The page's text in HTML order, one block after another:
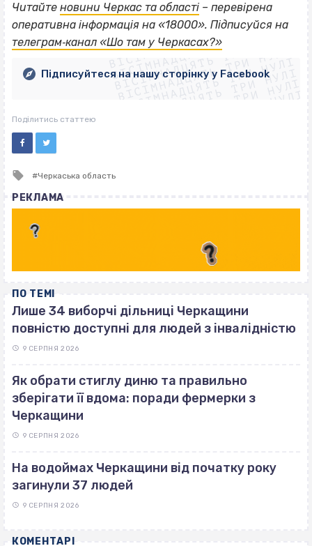
Читайте новини Черкас та області – перевірена
оперативна інформація на «18000». Підписуйся на
телеграм‐канал «Шо там у Черкасах?»
ВІСІМНАДЦЯТЬ ТРИ НУЛІ
ВІСІМНАДЦЯТЬ ТРИ НУЛІ
ВІСІМНАДЦЯТЬ ТРИ НУЛІ
ВІСІМНАДЦЯТЬ ТРИ НУЛІ
ВІСІМНАДЦЯТЬ ТРИ НУЛІ
ВІСІМНАДЦЯТЬ ТРИ НУЛІ
ВІСІМНАДЦЯТЬ ТРИ НУЛІ
ВІСІМНАДЦЯТЬ ТРИ НУЛІ
Підписуйтеся на нашу сторінку у Facebook
Поділитись статтею
Tagged
Черкаська область
РЕКЛАМА
ПО ТЕМІ
Лише 34 виборчі дільниці Черкащини
повністю доступні для людей з інвалідністю
9 СЕРПНЯ 2026
Як обрати стиглу диню та правильно
зберігати її вдома: поради фермерки з
Черкащини
9 СЕРПНЯ 2026
На водоймах Черкащини від початку року
загинули 37 людей
9 СЕРПНЯ 2026
КОМЕНТАРІ